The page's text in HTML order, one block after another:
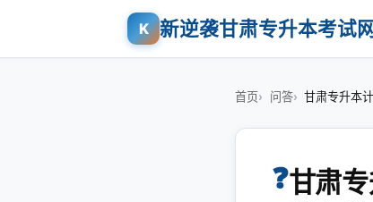
K 新逆袭甘肃专升本考试
首页 问答 甘肃专升本
❓甘肃